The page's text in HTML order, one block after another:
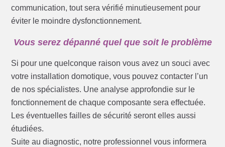
communication, tout sera vérifié minutieusement pour
éviter le moindre dysfonctionnement.
Vous serez dépanné quel que soit le problème
Si pour une quelconque raison vous avez un souci avec
votre installation domotique, vous pouvez contacter l’un
de nos spécialistes. Une analyse approfondie sur le
fonctionnement de chaque composante sera effectuée.
Les éventuelles failles de sécurité seront elles aussi
étudiées.
Suite au diagnostic, notre professionnel vous informera